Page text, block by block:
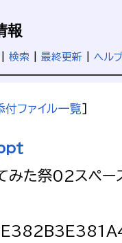
報
検索 最終更新 ヘルプ
付ファイル一覧]
みた祭02スペー